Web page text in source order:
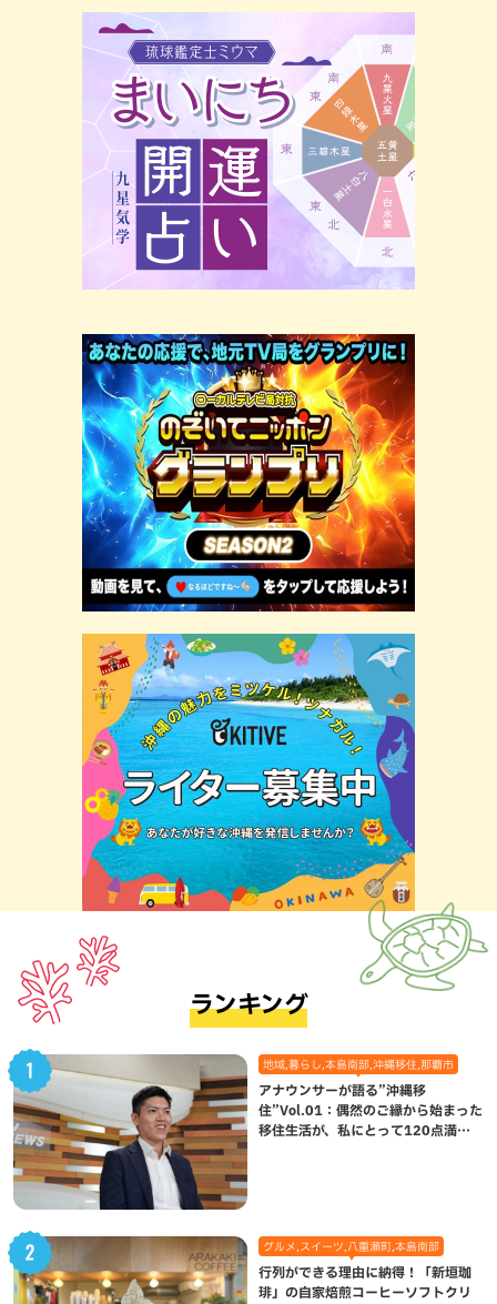
ランキング
地域,暮らし,本島南部,沖縄移住,那覇市
アナウンサーが語る”沖縄移
住”Vol.01：偶然のご縁から始まった
移住生活が、私にとって120点満点
グルメ,スイーツ,八重瀬町,本島南部
行列ができる理由に納得！「新垣珈
琲」の自家焙煎コーヒーソフトクリ